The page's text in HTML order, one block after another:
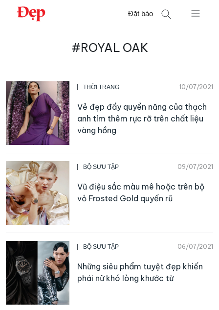
Chuyển
Đặt báo
#ROYAL OAK
THỜI TRANG 10/07/2021
Vẻ đẹp đầy quyền năng của thạch
anh tím thêm rực rỡ trên chất liệu
vàng hồng
BỘ SƯU TẬP 09/07/2021
Vũ điệu sắc màu mê hoặc trên bộ
vỏ Frosted Gold quyến rũ
BỘ SƯU TẬP 06/07/2021
Những siêu phẩm tuyệt đẹp khiến
phái nữ khó lòng khước từ